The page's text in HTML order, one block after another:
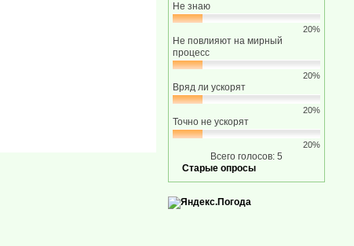
Не знаю
20%
Не повлияют на мирный
процесс
20%
Вряд ли ускорят
20%
Точно не ускорят
20%
Всего голосов: 5
Старые опросы